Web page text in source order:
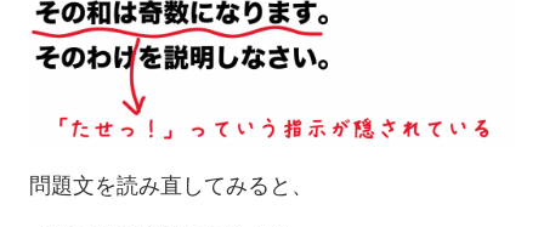
問題文を読み直してみると、